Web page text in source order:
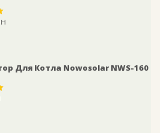
Для Котла Nowosolar NWS-160